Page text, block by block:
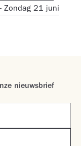
Zondag 21 juni
nieuwsbrief